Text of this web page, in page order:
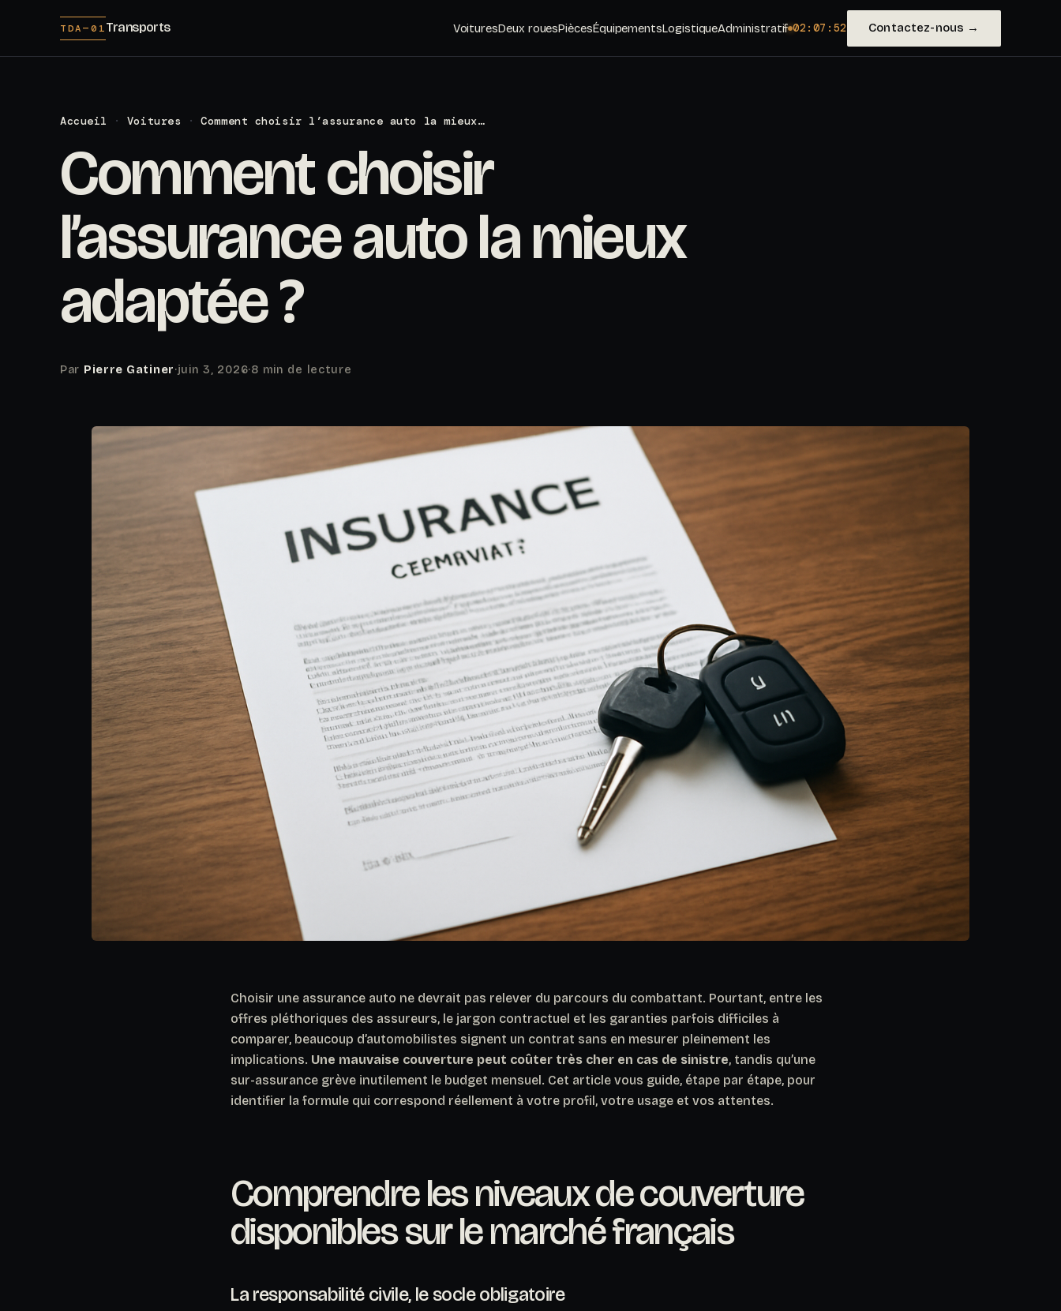
TDA—01Transports VoituresDeux rouesPiècesÉquipementsLogistiqueAdministratif 02:07:54 Contactez-nous →
Accueil · Voitures · Comment choisir l’assurance auto la mieux…
Comment choisir
l’assurance auto la mieux
adaptée ?
Par Pierre Gatiner·juin 3, 2026·8 min de lecture
Choisir une assurance auto ne devrait pas relever du parcours du combattant. Pourtant, entre les
offres pléthoriques des assureurs, le jargon contractuel et les garanties parfois difficiles à
comparer, beaucoup d’automobilistes signent un contrat sans en mesurer pleinement les
implications. Une mauvaise couverture peut coûter très cher en cas de sinistre, tandis qu’une
sur-assurance grève inutilement le budget mensuel. Cet article vous guide, étape par étape, pour
identifier la formule qui correspond réellement à votre profil, votre usage et vos attentes.
Comprendre les niveaux de couverture
disponibles sur le marché français
La responsabilité civile, le socle obligatoire